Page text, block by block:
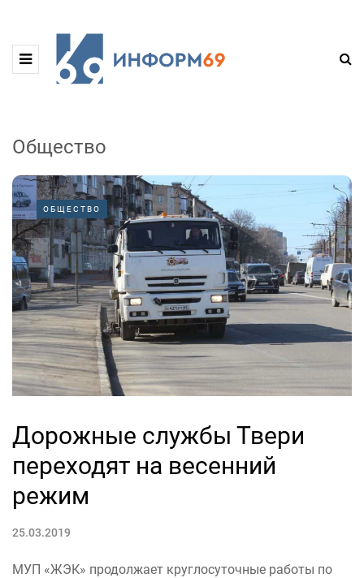
Общество
ОБЩЕСТВО
Дорожные службы Твери
переходят на весенний
режим
25.03.2019
МУП «ЖЭК» продолжает круглосуточные работы по